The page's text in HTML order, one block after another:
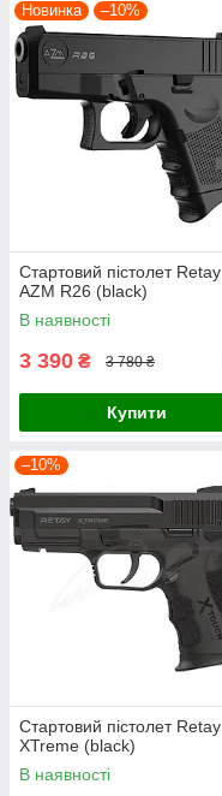
Новинка –10%
Стартовий пістолет Retay
AZM R26 (black)
В наявності
3 390 ₴ 3 780 ₴
Купити
–10%
Стартовий пістолет Retay
XTreme (black)
В наявності